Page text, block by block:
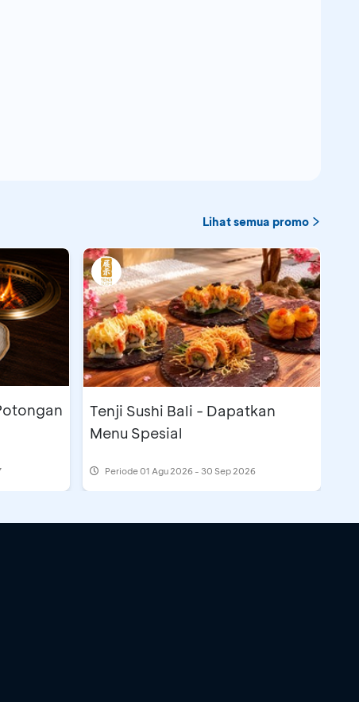
Lihat semua promo
Tenji Sushi Bali - Dapatkan
Menu Spesial
Periode01 Agu 2026 - 30 Sep 2026